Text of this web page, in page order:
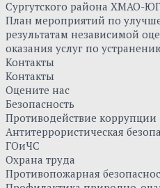
Сургутского района ХМАО-
План мероприятий по
результатам независимой
оказания услуг по
Контакты
Контакты
Оцените нас
Безопасность
Противодействие коррупции
Антитеррористическая
ГОиЧС
Охрана труда
Противопожарная